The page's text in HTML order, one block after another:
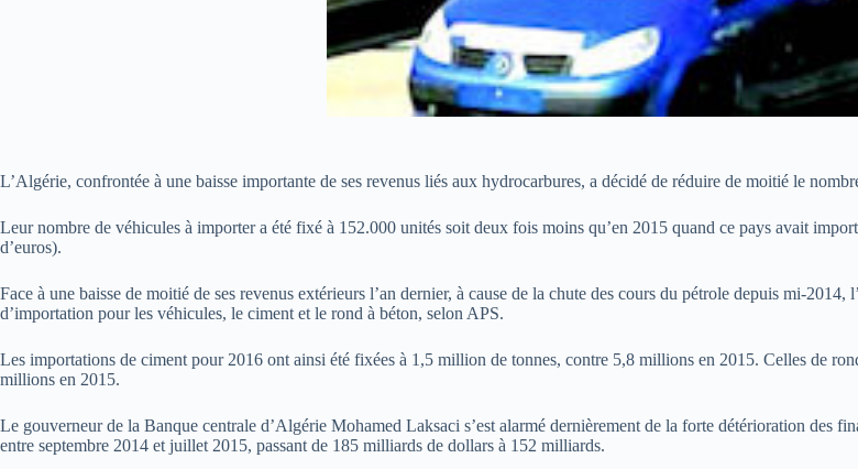
L’Algérie, confrontée à une baisse importante de ses revenus liés aux hydrocarbures, a décidé de réduire de moitié le
Leur nombre de véhicules à importer a été fixé à 152.000 unités soit deux fois moins qu’en 2015 quand ce pays avait
d’euros).
Face à une baisse de moitié de ses revenus extérieurs l’an dernier, à cause de la chute des cours du pétrole depuis mi-
d’importation pour les véhicules, le ciment et le rond à béton, selon APS.
Les importations de ciment pour 2016 ont ainsi été fixées à 1,5 million de tonnes, contre 5,8 millions en 2015. Celles de
millions en 2015.
Le gouverneur de la Banque centrale d’Algérie Mohamed Laksaci s’est alarmé dernièrement de la forte détérioration des
entre septembre 2014 et juillet 2015, passant de 185 milliards de dollars à 152 milliards.